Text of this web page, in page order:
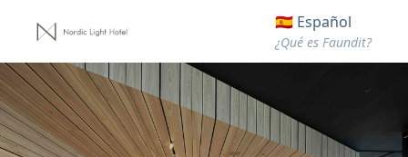
🇪🇸 Español
¿Qué es Faundit?